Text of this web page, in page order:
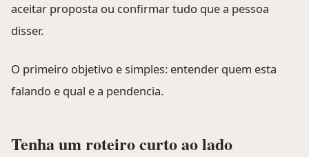
aceitar proposta ou confirmar tudo que a pessoa
disser.
O primeiro objetivo e simples: entender quem esta
falando e qual e a pendencia.
Tenha um roteiro curto ao lado